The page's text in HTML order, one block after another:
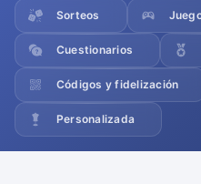
Sorteos
Cuestionarios
Códigos y fidelización
Personalizada